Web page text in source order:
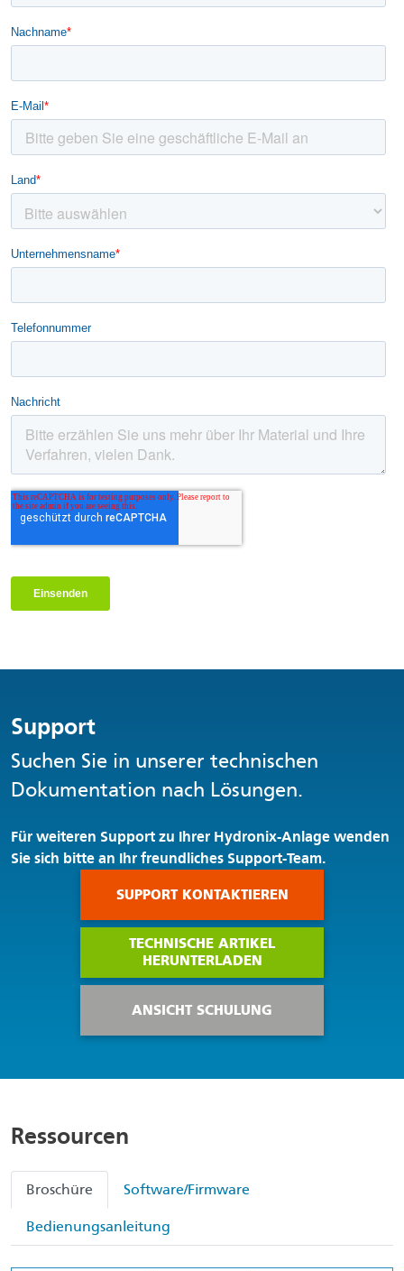
Support
Suchen Sie in unserer technischen
Dokumentation nach Lösungen.
Für weiteren Support zu Ihrer Hydronix-Anlage wenden
Sie sich bitte an Ihr freundliches Support-Team.
SUPPORT KONTAKTIEREN
TECHNISCHE ARTIKEL
HERUNTERLADEN
ANSICHT SCHULUNG
Ressourcen
Broschüre Software/Firmware
Bedienungsanleitung